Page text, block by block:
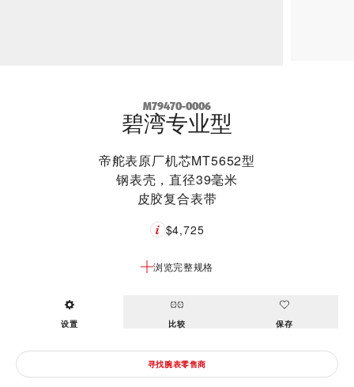
M79470-0006
碧湾专业型
帝舵表原厂机芯MT5652型
钢表壳，直径39毫米
皮胶复合表带
浏览完整规格
$4,725
设置 比较 保存
寻找腕表零售商